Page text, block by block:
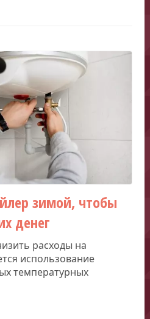
зимой, чтобы
денег
расходы на
использование
температурных